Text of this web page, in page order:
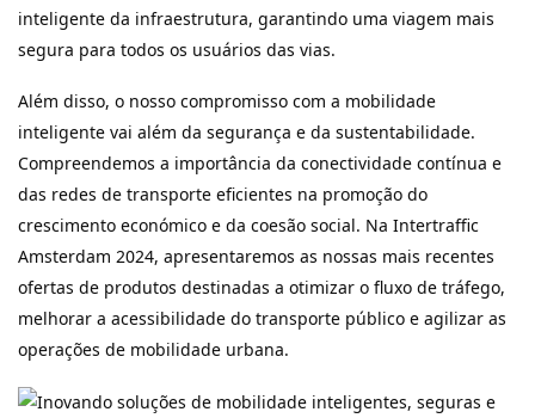
inteligente da infraestrutura, garantindo uma viagem mais
segura para todos os usuários das vias.
Além disso, o nosso compromisso com a mobilidade
inteligente vai além da segurança e da sustentabilidade.
Compreendemos a importância da conectividade contínua e
das redes de transporte eficientes na promoção do
crescimento económico e da coesão social. Na Intertraffic
Amsterdam 2024, apresentaremos as nossas mais recentes
ofertas de produtos destinadas a otimizar o fluxo de tráfego,
melhorar a acessibilidade do transporte público e agilizar as
operações de mobilidade urbana.